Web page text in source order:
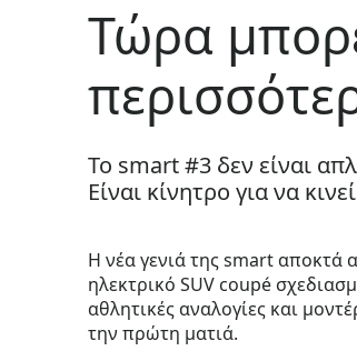
Τώρα
Το smart #3 δεν είναι
Είναι κίνητρο για να
Η νέα γενιά της smart αποκτά
ηλεκτρικό SUV coupé
αθλητικές αναλογίες και
την πρώτη ματιά.